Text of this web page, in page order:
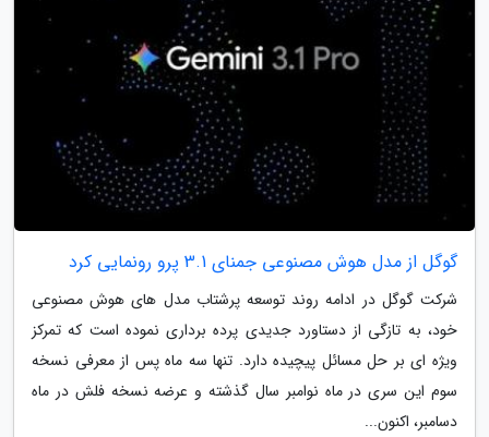
گوگل از مدل هوش مصنوعی جمنای 3.1 پرو رونمایی کرد
شرکت گوگل در ادامه روند توسعه پرشتاب مدل های هوش مصنوعی
خود، به تازگی از دستاورد جدیدی پرده برداری نموده است که تمرکز
ویژه ای بر حل مسائل پیچیده دارد. تنها سه ماه پس از معرفی نسخه
سوم این سری در ماه نوامبر سال گذشته و عرضه نسخه فلش در ماه
دسامبر، اکنون...